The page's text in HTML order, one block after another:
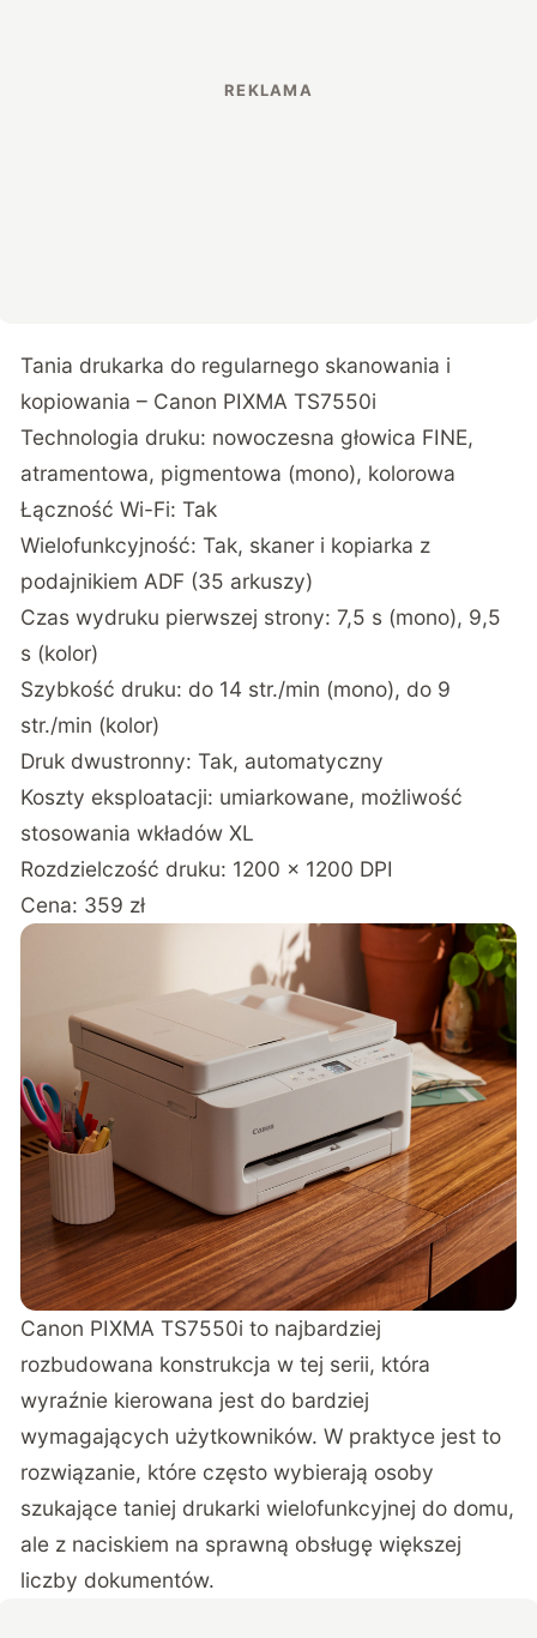
Tania drukarka do regularnego skanowania i
kopiowania – Canon PIXMA TS7550i
Technologia druku: nowoczesna głowica FINE,
atramentowa, pigmentowa (mono), kolorowa
Łączność Wi-Fi: Tak
Wielofunkcyjność: Tak, skaner i kopiarka z
podajnikiem ADF (35 arkuszy)
Czas wydruku pierwszej strony: 7,5 s (mono), 9,5
s (kolor)
Szybkość druku: do 14 str./min (mono), do 9
str./min (kolor)
Druk dwustronny: Tak, automatyczny
Koszty eksploatacji: umiarkowane, możliwość
stosowania wkładów XL
Rozdzielczość druku: 1200 × 1200 DPI
Cena: 359 zł
Canon PIXMA TS7550i to najbardziej
rozbudowana konstrukcja w tej serii, która
wyraźnie kierowana jest do bardziej
wymagających użytkowników. W praktyce jest to
rozwiązanie, które często wybierają osoby
szukające taniej drukarki wielofunkcyjnej do domu,
ale z naciskiem na sprawną obsługę większej
liczby dokumentów.